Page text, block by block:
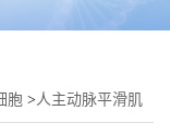
胞 >人主动脉平滑肌